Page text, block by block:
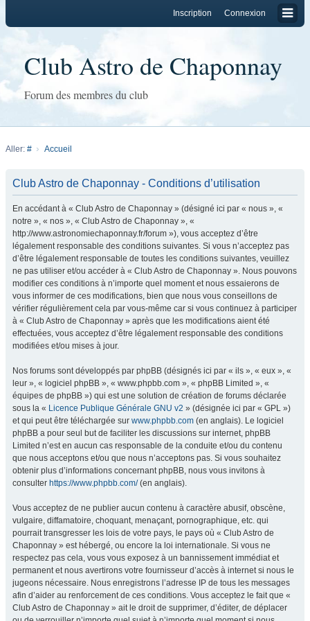
Connexion
Inscription
Club Astro de Chaponnay
Forum des membres du club
Aller: # Accueil
Club Astro de Chaponnay - Conditions d’utilisation
En accédant à « Club Astro de Chaponnay » (désigné ici par « nous », «
notre », « nos », « Club Astro de Chaponnay », «
http://www.astronomiechaponnay.fr/forum »), vous acceptez d’être
légalement responsable des conditions suivantes. Si vous n’acceptez pas
d’être légalement responsable de toutes les conditions suivantes, veuillez
ne pas utiliser et/ou accéder à « Club Astro de Chaponnay ». Nous pouvons
modifier ces conditions à n’importe quel moment et nous essaierons de
vous informer de ces modifications, bien que nous vous conseillons de
vérifier régulièrement cela par vous-même car si vous continuez à participer
à « Club Astro de Chaponnay » après que les modifications aient été
effectuées, vous acceptez d’être légalement responsable des conditions
modifiées et/ou mises à jour.
Nos forums sont développés par phpBB (désignés ici par « ils », « eux », «
leur », « logiciel phpBB », « www.phpbb.com », « phpBB Limited », «
équipes de phpBB ») qui est une solution de création de forums déclarée
sous la « Licence Publique Générale GNU v2 » (désignée ici par « GPL »)
et qui peut être téléchargée sur www.phpbb.com (en anglais). Le logiciel
phpBB a pour seul but de faciliter les discussions sur internet, phpBB
Limited n’est en aucun cas responsable de la conduite et/ou du contenu
que nous acceptons et/ou que nous n’acceptons pas. Si vous souhaitez
obtenir plus d’informations concernant phpBB, nous vous invitons à
consulter https://www.phpbb.com/(en anglais).
Vous acceptez de ne publier aucun contenu à caractère abusif, obscène,
vulgaire, diffamatoire, choquant, menaçant, pornographique, etc. qui
pourrait transgresser les lois de votre pays, le pays où « Club Astro de
Chaponnay » est hébergé, ou encore la loi internationale. Si vous ne
respectez pas cela, vous vous exposez à un bannissement immédiat et
permanent et nous avertirons votre fournisseur d’accès à internet si nous le
jugeons nécessaire. Nous enregistrons l’adresse IP de tous les messages
afin d’aider au renforcement de ces conditions. Vous acceptez le fait que «
Club Astro de Chaponnay » ait le droit de supprimer, d’éditer, de déplacer